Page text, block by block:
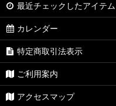
最近チェックしたアイテム
カレンダー
特定商取引法表示
ご利用案内
アクセスマップ